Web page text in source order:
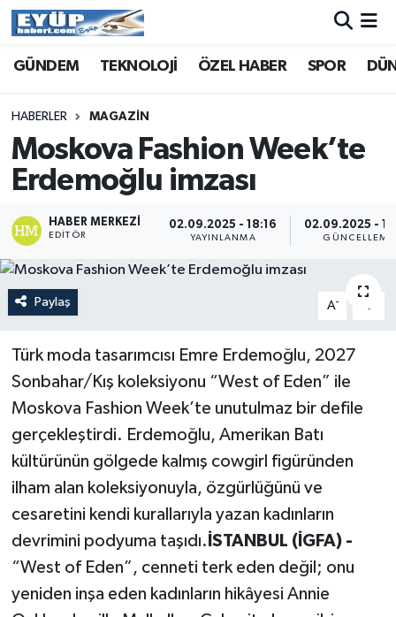
GÜNDEM TEKNOLOJİ ÖZEL HABER SPOR
HABERLER MAGAZIN
Moskova Fashion Week’te
Erdemoğlu imzası
HABER MERKEZI
EDITÖR
02.09.2025 - 18:16
YAYINLANMA
02.09.2025 -
GÜNCELLEME
Paylaş A- A
Türk moda tasarımcısı Emre Erdemoğlu, 2027
Sonbahar/Kış koleksiyonu “West of Eden” ile
Moskova Fashion Week’te unutulmaz bir defile
gerçekleştirdi. Erdemoğlu, Amerikan Batı
kültürünün gölgede kalmış cowgirl figüründen
ilham alan koleksiyonuyla, özgürlüğünü ve
cesaretini kendi kurallarıyla yazan kadınların
devrimini podyuma taşıdı. İSTANBUL (İGFA) -
“West of Eden”, cenneti terk eden değil; onu
yeniden inşa eden kadınların hikâyesi Annie